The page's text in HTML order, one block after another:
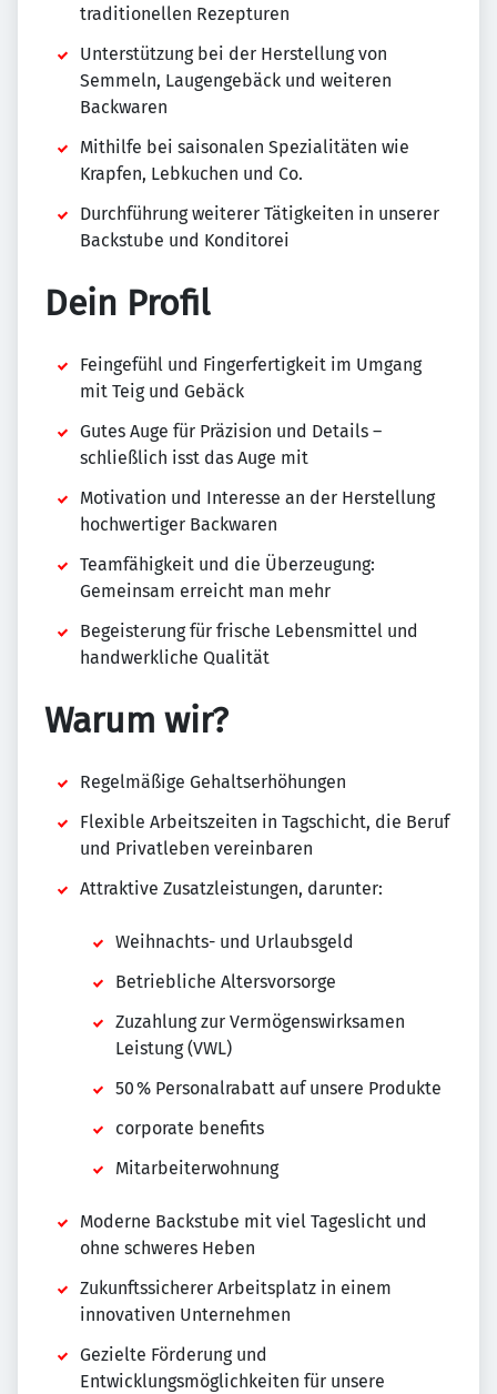
traditionellen Rezepturen
Unterstützung bei der Herstellung von
Semmeln, Laugengebäck und weiteren
Backwaren
Mithilfe bei saisonalen Spezialitäten wie
Krapfen, Lebkuchen und Co.
Durchführung weiterer Tätigkeiten in unserer
Backstube und Konditorei
Dein Profil
Feingefühl und Fingerfertigkeit im Umgang
mit Teig und Gebäck
Gutes Auge für Präzision und Details –
schließlich isst das Auge mit
Motivation und Interesse an der Herstellung
hochwertiger Backwaren
Teamfähigkeit und die Überzeugung:
Gemeinsam erreicht man mehr
Begeisterung für frische Lebensmittel und
handwerkliche Qualität
Warum wir?
Regelmäßige Gehaltserhöhungen
Flexible Arbeitszeiten in Tagschicht, die Beruf
und Privatleben vereinbaren
Attraktive Zusatzleistungen, darunter:
Weihnachts- und Urlaubsgeld
Betriebliche Altersvorsorge
Zuzahlung zur Vermögenswirksamen
Leistung (VWL)
50 % Personalrabatt auf unsere Produkte
corporate benefits
Mitarbeiterwohnung
Moderne Backstube mit viel Tageslicht und
ohne schweres Heben
Zukunftssicherer Arbeitsplatz in einem
innovativen Unternehmen
Gezielte Förderung und
Entwicklungsmöglichkeiten für unsere